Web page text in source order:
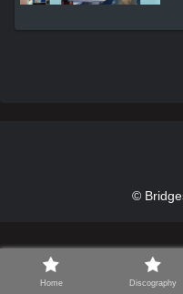
©
Home Discography